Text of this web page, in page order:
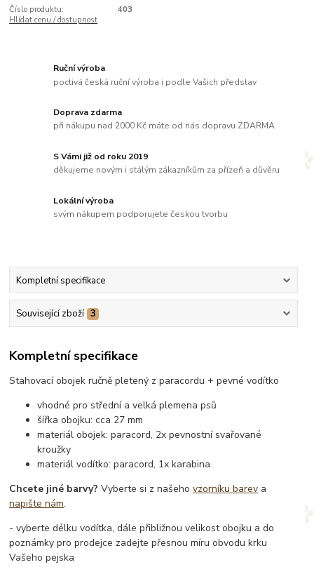
Číslo produktu:
403
Hlídat cenu / dostupnost
Ruční výroba
poctivá česká ruční výroba i podle Vašich představ
Doprava zdarma
při nákupu nad 2000 Kč máte od nás dopravu ZDARMA
S Vámi již od roku 2019
děkujeme novým i stálým zákazníkům za přízeň a důvěru
Lokální výroba
svým nákupem podporujete českou tvorbu
Kompletní specifikace
Související zboží 3
Kompletní specifikace
Stahovací obojek ručně pletený z paracordu + pevné vodítko
vhodné pro střední a velká plemena psů
šířka obojku: cca 27 mm
materiál obojek: paracord, 2x pevnostní svařované
kroužky
materiál vodítko: paracord, 1x karabina
Chcete jiné barvy? Vyberte si z našehovzorníku barev a
napište nám.
- vyberte délku vodítka, dále přibližnou velikost obojku a do
poznámky pro prodejce zadejte přesnou míru obvodu krku
Vašeho pejska